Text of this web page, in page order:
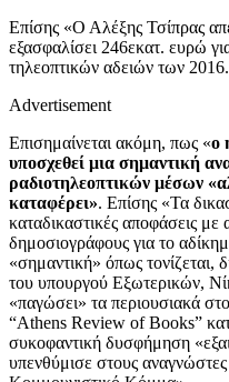
Επίσης «Ο Αλέξης Τσίπρας
εξασφαλίσει 246εκατ. ευρώ
τηλεοπτικών αδειών των 2016.
Advertisement
Επισημαίνεται ακόμη, πως «ο
υποσχεθεί μια σημαντική
ραδιοτηλεοπτικών μέσων
καταφέρει». Επίσης «Τα
καταδικαστικές αποφάσεις με
δημοσιογράφους για το
«σημαντική» όπως τονίζεται,
του υπουργού Εξωτερικών,
«παγώσει» τα περιουσιακά
“Athens Review of Books”
συκοφαντική δυσφήμηση
υπενθύμισε στους